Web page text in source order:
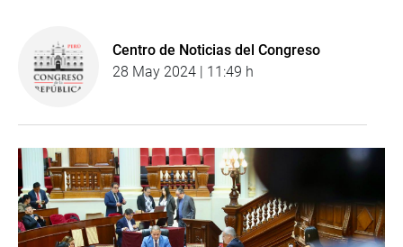
Centro de Noticias del Congreso
28 May 2024 | 11:49 h